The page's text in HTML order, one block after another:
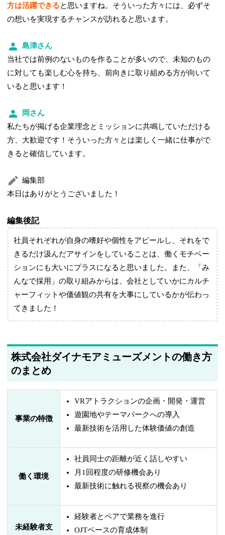
方は活躍できると思いますね。そういった方々には、必ずそ
の想いを実現するチャンスが訪れると思います。
島津さん
当社では前例のないものを作ることが多いので、未知のもの
に対しても楽しむ心を持ち、前向きに取り組める方が向いて
いると思います！
岡さん
私たちが掲げる企業理念とミッションに共鳴していただける
方、大歓迎です！そういった方々とは楽しく一緒に仕事がで
きると確信しています。
編集部
本日はありがとうございました！
編集後記
社員それぞれが自身の嗜好や個性をアピールし、それをで
きるだけ汲んだアサインをしていることは、働くモチベー
ションにも大いにプラスになると思いました。また、「み
んなで採用」の取り組みからは、会社としていかにカルチ
ャーフィットや価値観の共有を大事にしているかが伝わっ
てきました！
株式会社ダイナモアミューズメントの働き方
のまとめ
事業の特徴
VRアトラクションの企画・開発・運営
遊園地やテーマパークへの導入
最新技術を活用した体験価値の創造
働く環境
社員同士の距離が近く話しやすい
月1回程度の研修機会あり
最新技術に触れる視察の機会あり
未経験者支
経験者とペアで業務を進行
OJTベースの育成体制